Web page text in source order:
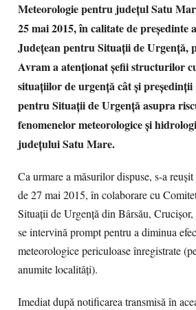
Meteorologie pentru judeţul Satu
25 mai 2015, în calitate de preşedinte
Judeţean pentru Situaţii de Urgenţă,
Avram a atenţionat şefii structurilor
situaţiilor de urgenţă cât şi
pentru Situaţii de Urgenţă asupra
fenomenelor meteorologice şi
judeţului Satu Mare.
Ca urmare a măsurilor dispuse, s-a
de 27 mai 2015, în colaborare cu
Situaţii de Urgenţă din Bârsău,
se intervină prompt pentru a diminua
meteorologice periculoase înregistrate
anumite localităţi).
Imediat după notificarea transmisă în